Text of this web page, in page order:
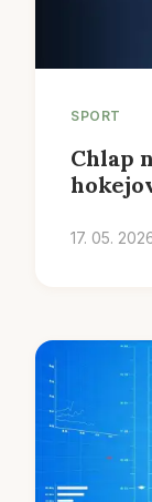
SPORT
Chlap
17. 05.